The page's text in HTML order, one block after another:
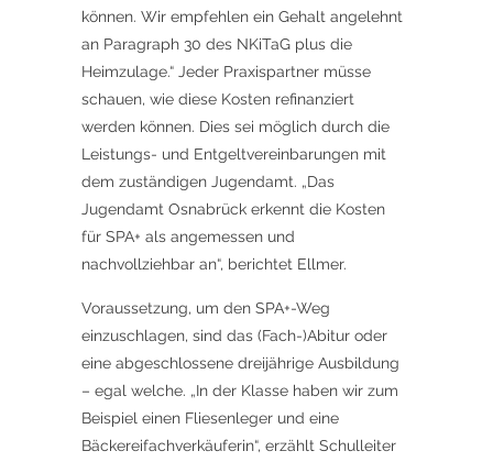
können. Wir empfehlen ein Gehalt angelehnt
an Paragraph 30 des NKiTaG plus die
Heimzulage.“ Jeder Praxispartner müsse
schauen, wie diese Kosten refinanziert
werden können. Dies sei möglich durch die
Leistungs- und Entgeltvereinbarungen mit
dem zuständigen Jugendamt. „Das
Jugendamt Osnabrück erkennt die Kosten
für SPA+ als angemessen und
nachvollziehbar an“, berichtet Ellmer.
Voraussetzung, um den SPA+-Weg
einzuschlagen, sind das (Fach-)Abitur oder
eine abgeschlossene dreijährige Ausbildung
– egal welche. „In der Klasse haben wir zum
Beispiel einen Fliesenleger und eine
Bäckereifachverkäuferin“, erzählt Schulleiter